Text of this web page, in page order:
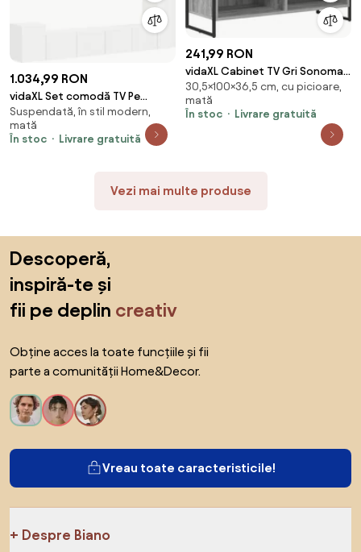
1.034,99 RON
vidaXL Set comodă TV Pe
perete 3 pcs Alb Lemn
compozit
Suspendată, în stil modern,
mată
În stoc
Livrare gratuită
241,99 RON
vidaXL Cabinet TV Gri Sonoma
100 x 36.5 x 30.5 cm Lemn
compozit
30,5×100×36,5 cm, cu picioare,
mată
În stoc
Livrare gratuită
Vezi mai multe produse
Descoperă,
inspiră-te și
fii pe deplin creativ
Obține acces la toate funcțiile și fii
parte a comunității Home&Decor.
Vreau toate caracteristicile!
Despre Biano